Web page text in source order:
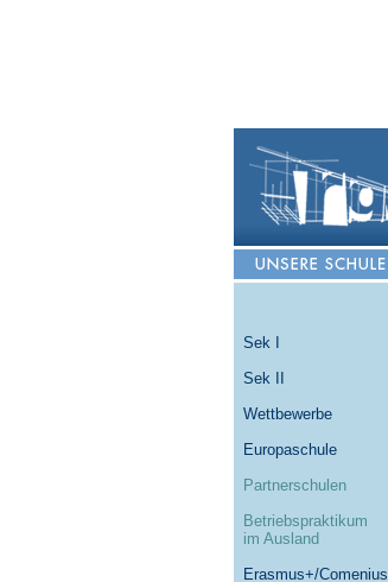
Sek I
Sek II
Wettbewerbe
Europaschule
Partnerschulen
Betriebspraktikum
im Ausland
Erasmus+/Comenius